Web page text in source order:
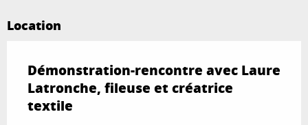
Location
Démonstration-rencontre avec Laure
Latronche, fileuse et créatrice
textile